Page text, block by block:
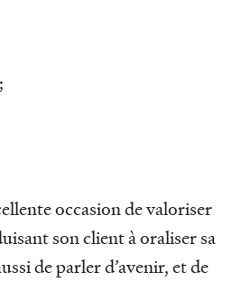
occasion de valoriser
son client à oraliser sa
de parler d’avenir, et de